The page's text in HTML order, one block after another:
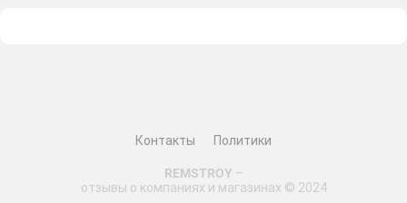
Контакты Политики
REMSTROY –
отзывы о компаниях и магазинах © 2024